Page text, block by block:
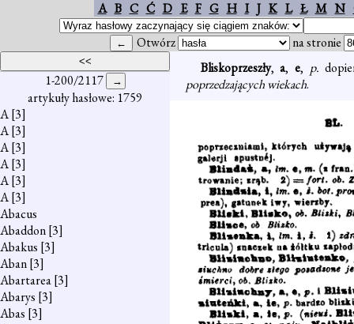
A B C Ć D E F G H I J K L Ł M N
Otwórz na stronie
1-200/2117
artykuły hasłowe: 1759
A[3]
A[3]
A[3]
A[3]
A[3]
A[3]
Abacus
Abaddon[3]
Abakus [3]
Aban[3]
Abartarea[3]
Abarys [3]
Abas [3]
Bliskoprzeszły,a,e, p.
poprzedzających wiekach.